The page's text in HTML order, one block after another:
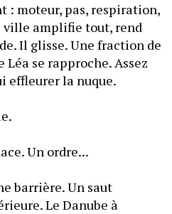
: moteur, pas, respiration,
ville amplifie tout, rend
Il glisse. Une fraction de
Léa se rapproche. Assez
effleurer la nuque.
Un ordre...
barrière. Un saut
Le Danube à